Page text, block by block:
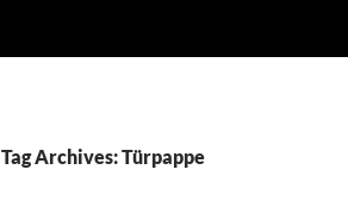
Tag Archives: Türpappe